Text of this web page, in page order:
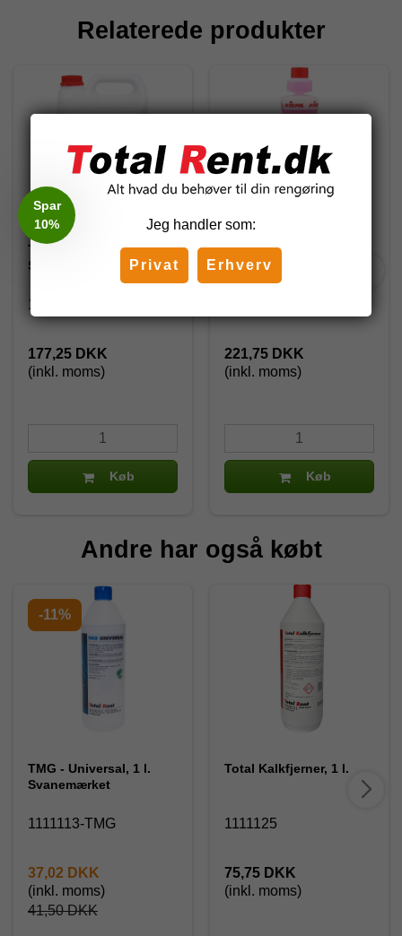
Relaterede produkter
TMG - Sani 100, 5 l
Svanemærket
1111111-TMG
177,25 DKK
(inkl. moms)
Køb
Kiehl SanEco
sanitetsrengøring m.
farve & parfume - 1 ltr.
221,75 DKK
(inkl. moms)
Køb
Andre har også købt
-11%
TMG - Universal, 1 l.
Svanemærket
1111113-TMG
41,50 DKK
37,02 DKK
(inkl. moms)
Total Kalkfjerner, 1 l.
1111125
75,75 DKK
(inkl. moms)
Jeg handler som:
Privat Erhverv
Spar
10%